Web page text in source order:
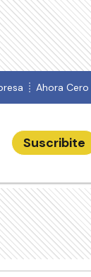
Ahora Cero
Suscribite